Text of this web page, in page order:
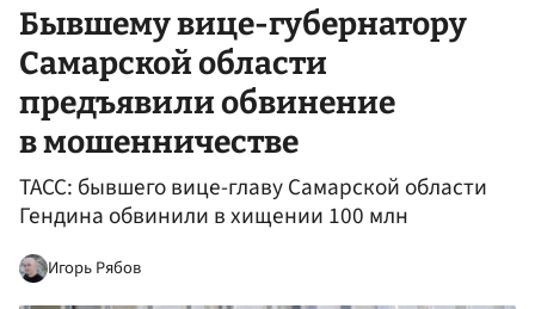
Бывшему вице-губернатору
Самарской области
предъявили обвинение
в мошенничестве
ТАСС: бывшего вице-главу Самарской области
Гендина обвинили в хищении 100 млн
Игорь Рябов